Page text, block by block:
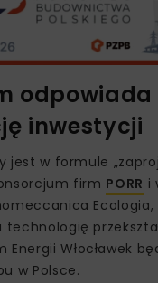
odpowiada
inwestycji
jest w formule
firm PORR i
Ecologia,
technologię
Włocławek
w Polsce.